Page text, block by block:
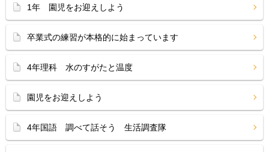
1年 園児をお迎えしよう
卒業式の練習が本格的に始まっています
4年理科 水のすがたと温度
園児をお迎えしよう
4年国語 調べて話そう 生活調査隊